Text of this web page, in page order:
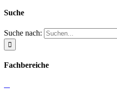
Suche
Suche nach:
Fachbereiche